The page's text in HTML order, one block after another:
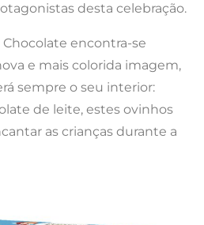
desta celebração.
encontra-se
e mais colorida imagem,
sempre o seu interior:
de leite, estes ovinhos
as crianças durante a